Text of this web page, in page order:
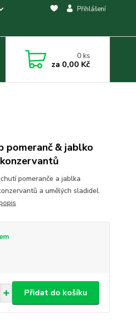
Přihlášení
0ks
za 0,00 Kč
pomeranč & jablko
pomeranče a jablka
a umělých sladidel.
Přidat do košíku